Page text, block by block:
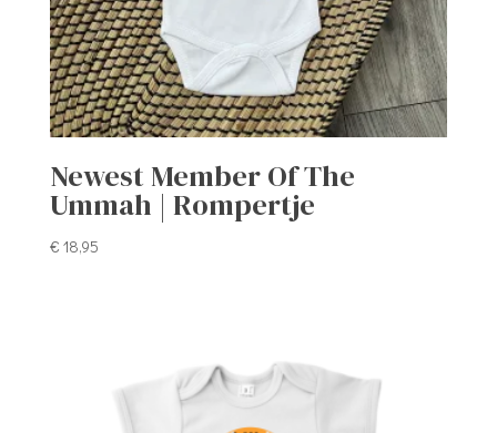
Newest Member Of The
Ummah | Rompertje
€ 18,95